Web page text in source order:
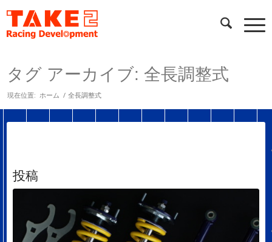
タグ アーカイブ: 全長調整式
現在位置: ホーム / 全長調整式
投稿